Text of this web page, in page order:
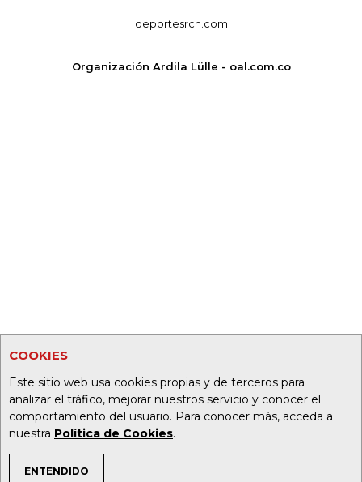
COOKIES
Este sitio web usa cookies propias y de terceros para
analizar el tráfico, mejorar nuestros servicio y conocer el
comportamiento del usuario. Para conocer más, acceda a
nuestra Política de Cookies.
ENTENDIDO
deportesrcn.com
Organización Ardila Lülle - oal.com.co